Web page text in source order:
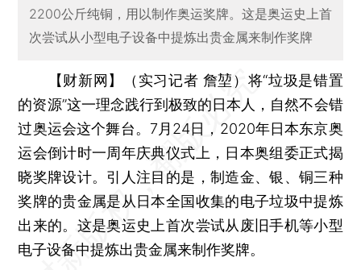
2200公斤纯铜，用以制作奥运奖牌。这是奥运史上首
次尝试从小型电子设备中提炼出贵金属来制作奖牌
【财新网】（实习记者 詹堃） 将“垃圾是错置
的资源”这一理念践行到极致的日本人，自然不会错
过奥运会这个舞台。7月24日，2020年日本东京奥
运会倒计时一周年庆典仪式上，日本奥组委正式揭
晓奖牌设计。引人注目的是，制造金、银、铜三种
奖牌的贵金属是从日本全国收集的电子垃圾中提炼
出来的。这是奥运史上首次尝试从废旧手机等小型
电子设备中提炼出贵金属来制作奖牌。